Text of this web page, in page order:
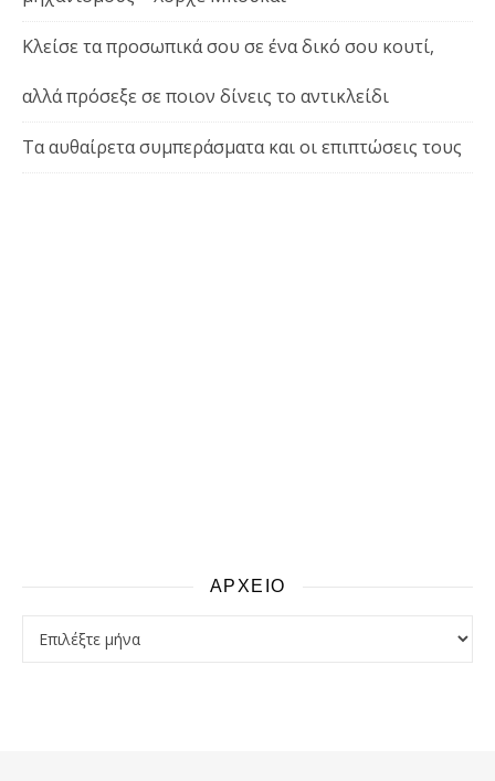
Κλείσε τα προσωπικά σου σε ένα δικό σου κουτί,
αλλά πρόσεξε σε ποιον δίνεις το αντικλείδι
Τα αυθαίρετα συμπεράσματα και οι επιπτώσεις τους
ΑΡΧΕΙΟ